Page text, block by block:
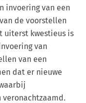
invoering van een
de voorstellen
uiterst kwestieus is
van
van een
dat er nieuwe